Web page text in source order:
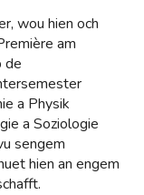
wou hien och
am
de
a Physik
a Soziologie
sengem
hien an engem